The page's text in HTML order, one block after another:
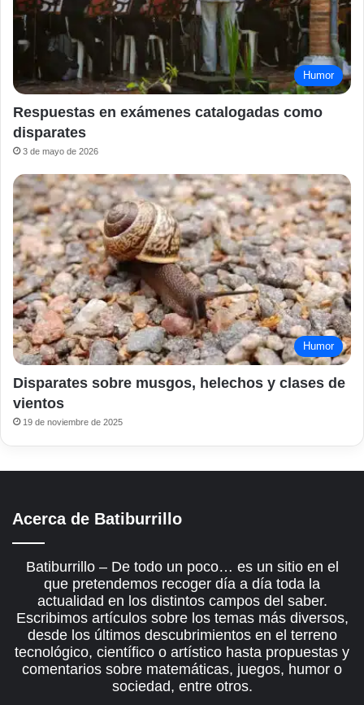
Humor
Respuestas en exámenes catalogadas como
disparates
3 de mayo de 2026
Humor
Disparates sobre musgos, helechos y clases de
vientos
19 de noviembre de 2025
Acerca de Batiburrillo
Batiburrillo – De todo un poco… es un sitio en el
que pretendemos recoger día a día toda la
actualidad en los distintos campos del saber.
Escribimos artículos sobre los temas más diversos,
desde los últimos descubrimientos en el terreno
tecnológico, científico o artístico hasta propuestas y
comentarios sobre matemáticas, juegos, humor o
sociedad, entre otros.